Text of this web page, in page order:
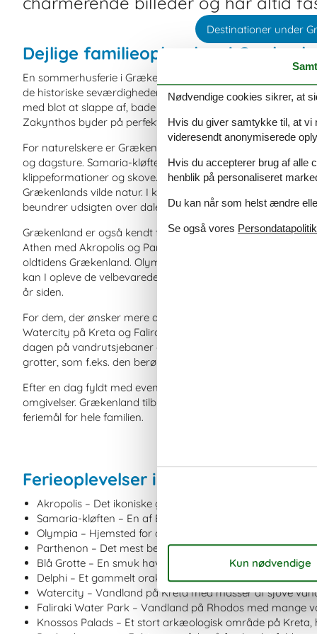
Destinationer under
Dejlige familieoplevelser i
En sommerhusferie i Grækenland er en ideel måde for jer at
de historiske seværdigheder. Grækenland er kendt for sine
med blot at slappe af, bade i det turkisblå vand og nyde
Zakynthos byder på perfekte badeforhold og idylliske
For naturelskere er Grækenland fyldt med nationalparker
og dagsture. Samaria-kløften på Kreta er en af de mest
klippeformationer og skove. Pindos-bjergene på fastlandet
Grækenlands vilde natur. I kan tilbringe dagen med at
beundrer udsigten over dalene.
Grækenland er også kendt for sin rige kulturarv og historie,
Athen med Akropolis og Parthenon-templet er en klassiker,
oldtidens Grækenland. Olympia, hjemstedet for de antikke
kan I opleve de velbevarede ruiner og få et indblik i,
år siden.
For dem, der ønsker mere action og sjov, er der også
Watercity på Kreta og Faliraki Water Park på Rhodos er to
dagen på vandrutsjebaner og andre spændende aktiviteter.
grotter, som f.eks. den berømte Blå Grotte på Zakynthos,
Efter en dag fyldt med eventyr og oplevelser kan I vende
omgivelser. Grækenland tilbyder en perfekt blanding af
feriemål for hele familien.
Ferieoplevelser i Grækenland: Kort
Akropolis – Det ikoniske gamle tempelkompleks i Athen
Samaria-kløften – En af Europas længste kløfter
Olympia – Hjemsted for de antikke olympiske lege med
Parthenon – Det mest berømte tempel på Akropolis,
Blå Grotte – En smuk havgrotte på Zakynthos med
Delphi – Et gammelt orakelsted med ruiner beliggende
Watercity – Vandland på Kreta med masser af sjove
Faliraki Water Park – Vandland på Rhodos med mange
Knossos Palads – Et stort arkæologisk område på
Nødvendige cookies sikrer, at
Hvis du giver samtykke til, at vi
videresendt anonymiserede
Hvis du accepterer brug af alle
henblik på personaliseret
Du kan når som helst ændre
Se også vores Persondatapolitik